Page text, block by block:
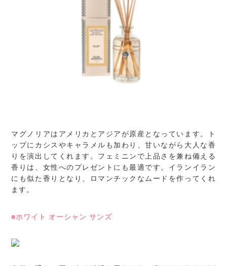
マグノリアはアメリカとアジアが原産となっています。ト
ップにカシスやキャラメルも加わり、甘いながら大人な香
りを演出してくれます。フェミニンで上品さを兼ね備える
香りは、女性へのプレゼントにも最適です。イランイラン
にも似た香りとなり、ロマンチックなムードを作ってくれ
ます。
■ホワイト オーシャン サンズ